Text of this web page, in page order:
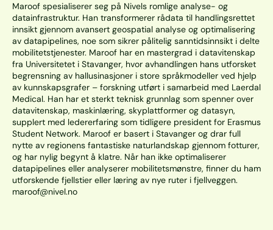
Maroof spesialiserer seg på Nivels romlige analyse- og
datainfrastruktur. Han transformerer rådata til handlingsrettet
innsikt gjennom avansert geospatial analyse og optimalisering
av datapipelines, noe som sikrer pålitelig sanntidsinnsikt i delte
mobilitetstjenester. Maroof har en mastergrad i datavitenskap
fra Universitetet i Stavanger, hvor avhandlingen hans utforsket
begrensning av hallusinasjoner i store språkmodeller ved hjelp
av kunnskapsgrafer – forskning utført i samarbeid med Laerdal
Medical. Han har et sterkt teknisk grunnlag som spenner over
datavitenskap, maskinlæring, skyplattformer og datasyn,
supplert med ledererfaring som tidligere president for Erasmus
Student Network. Maroof er basert i Stavanger og drar full
nytte av regionens fantastiske naturlandskap gjennom fotturer,
og har nylig begynt å klatre. Når han ikke optimaliserer
datapipelines eller analyserer mobilitetsmønstre, finner du ham
utforskende fjellstier eller læring av nye ruter i fjellveggen.
maroof@nivel.no